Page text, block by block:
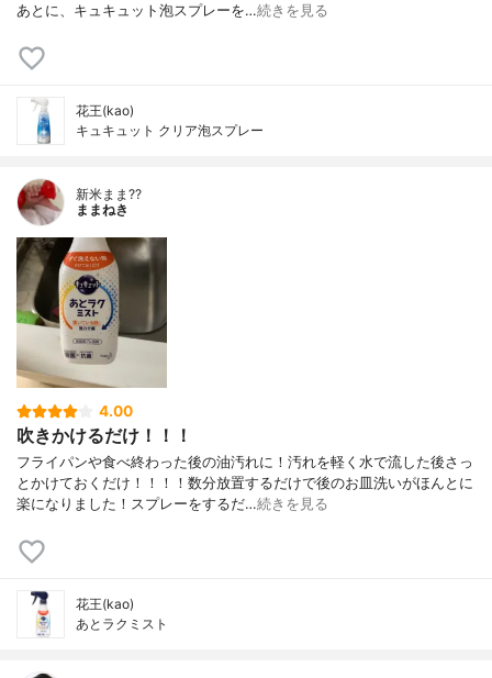
あとに、キュキュット泡スプレーを…続きを見る
花王(kao)
キュキュット クリア泡スプレー
新米まま??
ままねき
4.00
吹きかけるだけ！！！
フライパンや食べ終わった後の油汚れに！汚れを軽く水で流した後さっ
とかけておくだけ！！！！数分放置するだけで後のお皿洗いがほんとに
楽になりました！スプレーをするだ…続きを見る
花王(kao)
あとラクミスト